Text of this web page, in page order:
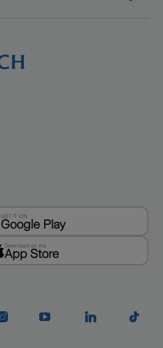
GET IT ON
Google Play
Download on the
App Store